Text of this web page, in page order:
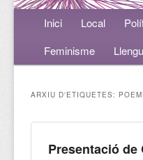
Menú principalAneu al contingut
Aneu al contingut
Inici Local
Feminisme
ARXIU D'ETIQUETES:
Presentació de